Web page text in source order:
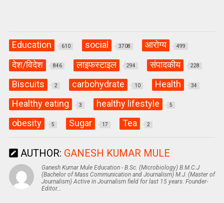
Education 610 social 3708 आरोग्य 499
देश/विदेश 846 लाइफस्टाइल 294 संपादकीय 228
Biscuits 2 carbohydrate 10 Health 34
Healthy eating 3 healthy lifestyle 5
obesity 5 Sugar 17 Tea 2
AUTHOR: GANESH KUMAR MULE
Ganesh Kumar Mule Education - B.Sc. (Microbiology) B.M.C.J
(Bachelor of Mass Communication and Journalism) M.J. (Master of
Journalism) Active in Journalism field for last 15 years. Founder-
Editor...